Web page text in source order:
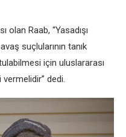
olan Raab, “Yasadışı
suçlularının tanık
için uluslararası
dedi.